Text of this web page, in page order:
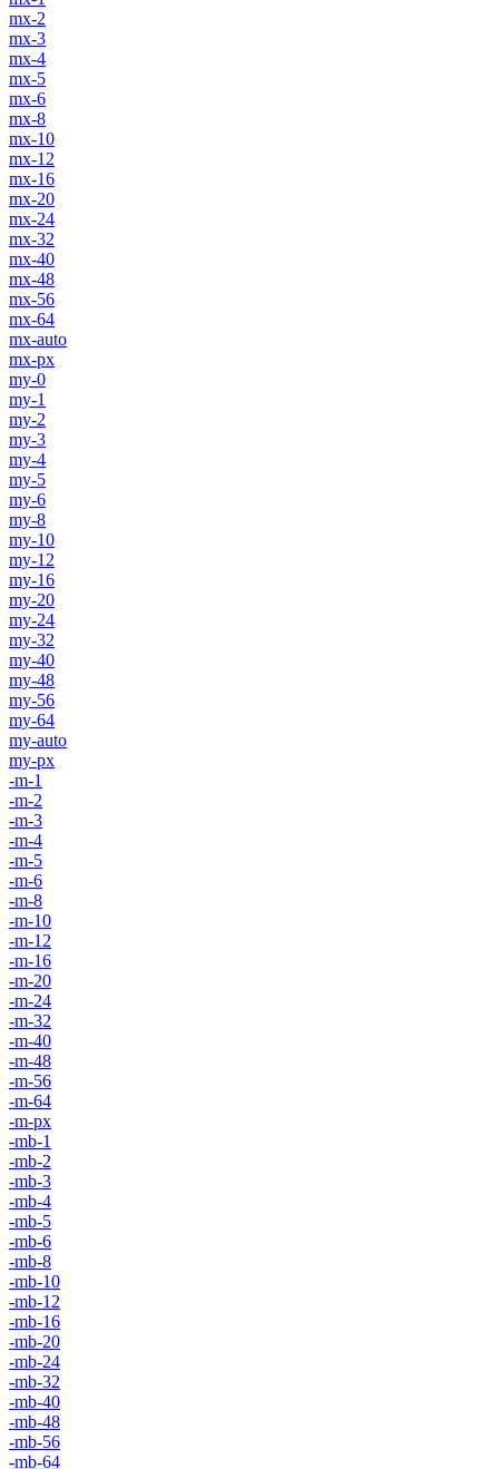
mx-2
mx-3
mx-4
mx-5
mx-6
mx-8
mx-10
mx-12
mx-16
mx-20
mx-24
mx-32
mx-40
mx-48
mx-56
mx-64
mx-auto
mx-px
my-0
my-1
my-2
my-3
my-4
my-5
my-6
my-8
my-10
my-12
my-16
my-20
my-24
my-32
my-40
my-48
my-56
my-64
my-auto
my-px
-m-1
-m-2
-m-3
-m-4
-m-5
-m-6
-m-8
-m-10
-m-12
-m-16
-m-20
-m-24
-m-32
-m-40
-m-48
-m-56
-m-64
-m-px
-mb-1
-mb-2
-mb-3
-mb-4
-mb-5
-mb-6
-mb-8
-mb-10
-mb-12
-mb-16
-mb-20
-mb-24
-mb-32
-mb-40
-mb-48
-mb-56
-mb-64